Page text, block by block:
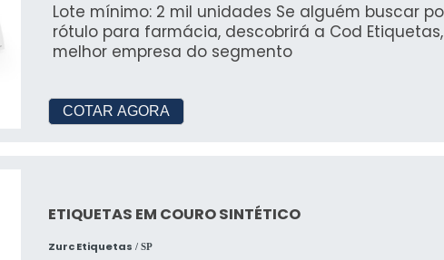
Lote mínimo: 2 mil unidades Se alguém buscar por
rótulo para farmácia, descobrirá a Cod Etiquetas,
melhor empresa do segmento
COTAR AGORA
ETIQUETAS EM COURO SINTÉTICO
Zurc Etiquetas / SP